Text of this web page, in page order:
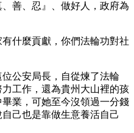
善、忍』、做好人，政府為
什麼貢獻，你們法輪功對社
公安局長，自從煉了法輪
工作，還為貴州大山裡的孩
業，可她至今沒領過一分錢
己也是靠做生意養活自己